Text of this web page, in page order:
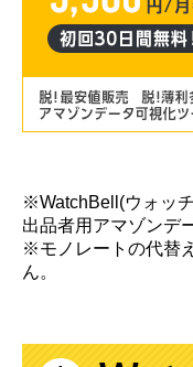
※WatchBell(ウォッ
出品者用アマゾンデ
※モノレートの代替
ん。